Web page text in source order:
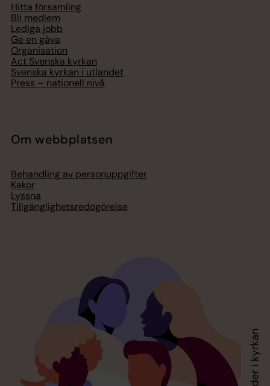
Hitta församling
Bli medlem
Lediga jobb
Ge en gåva
Organisation
Act Svenska kyrkan
Svenska kyrkan i utlandet
Press – nationell nivå
Om webbplatsen
Behandling av personuppgifter
Kakor
Lyssna
Tillgänglighetsredogörelse